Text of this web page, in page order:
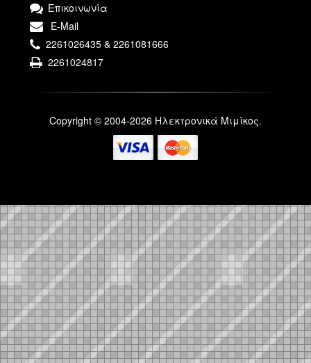
Επικοινωνία
E-Mail
2261026435 & 2261081666
2261024817
Copyright © 2004-2026 Ηλεκτρονικά Μιμίκος.